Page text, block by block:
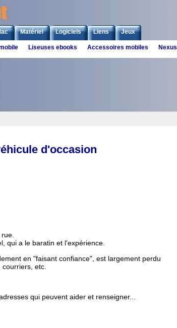
Matériel Logiciels Liens Jeux
Liseuses ebooks Accessoires mobiles Nexus
d'occasion
qui a le baratin et l'expérience.
en "faisant confiance", est largement perdu
etc.
qui peuvent aider et renseigner...